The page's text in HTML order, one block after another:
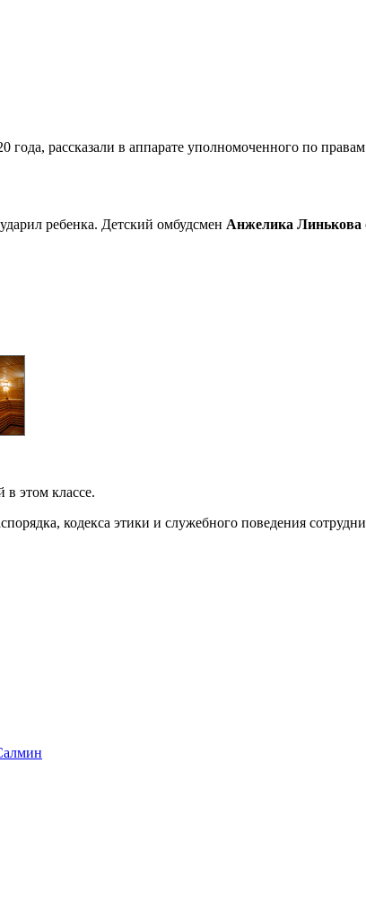
рассказали в аппарате уполномоченного по
ребенка. Детский омбудсмен Анжелика Линькова
этом классе.
кодекса этики и служебного поведения